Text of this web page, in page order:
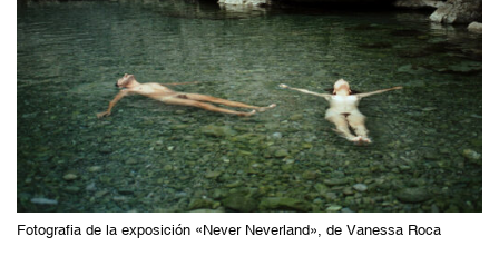
Fotografia de la exposición «Never Neverland», de Vanessa Roca